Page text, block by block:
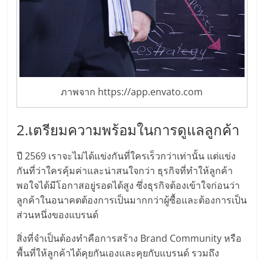
สำหรับ
เปิด
ร้าน
ปรึกษา
ฟรี,
บริการ
พัฒนา
ระบบ
รน
ไชส์"
ภาพจาก https://app.envato.com
2.เตรียมความพร้อมในการดูแลลูกค้า
ปี 2569 เราจะไม่ได้แข่งกันที่ใครเร็วกว่าเท่านั้น แต่แข่ง
กันที่ว่าใครคุ้มค่าและน่าสนใจกว่า ธุรกิจที่ทำให้ลูกค้า
พอใจได้มีโอกาสอยู่รอดได้สูง ซึ่งธุรกิจต้องเข้าใจก่อนว่า
ลูกค้าในอนาคตต้องการเป็นมากกว่าผู้ซื้อและต้องการเป็น
ส่วนหนึ่งของแบรนด์
สิ่งที่จำเป็นต้องทำคือการสร้าง Brand Community หรือ
พื้นที่ให้ลูกค้าได้คุยกันเองและคุยกับแบรนด์ รวมถึง